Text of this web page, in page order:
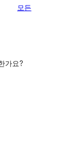
모든
가요?